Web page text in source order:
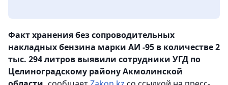
Факт хранения без сопроводительных
накладных бензина марки АИ -95 в количестве 2
тыс. 294 литров выявили сотрудники УГД по
Целиноградскому району Акмолинской